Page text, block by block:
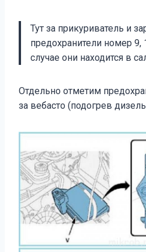
Тут за прикуриватель и
предохранители номер 9,
случае они находится в
Отдельно отметим
за вебасто (подогрев